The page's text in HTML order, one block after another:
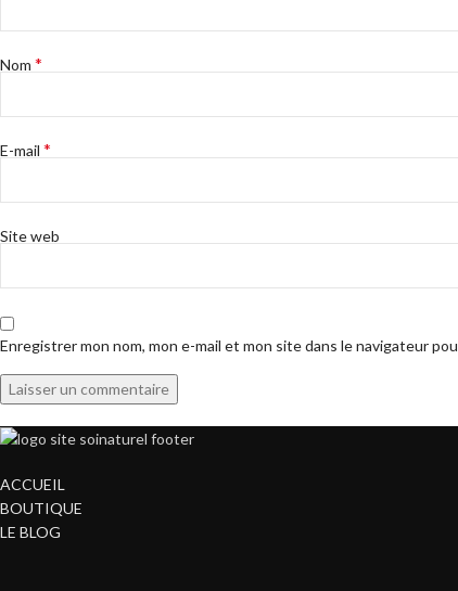
Nom *
E-mail *
Site web
Enregistrer mon nom, mon e-mail et mon site dans le navigateur
ACCUEIL
BOUTIQUE
LE BLOG